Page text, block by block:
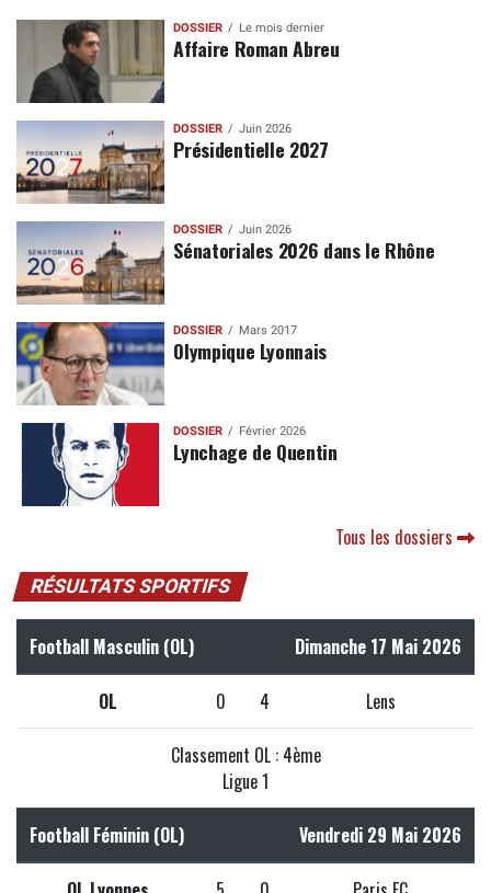
DOSSIER Le mois dernier
Affaire Roman Abreu
DOSSIER Juin 2026
Présidentielle 2027
DOSSIER Juin 2026
Sénatoriales 2026 dans le Rhône
DOSSIER Mars 2017
Olympique Lyonnais
DOSSIER Février 2026
Lynchage de Quentin
Tous les dossiers
RÉSULTATS SPORTIFS
Football Masculin (OL) Dimanche 17 Mai 2026
OL 0 4 Lens
Classement OL : 4ème
Ligue 1
Football Féminin (OL) Vendredi 29 Mai 2026